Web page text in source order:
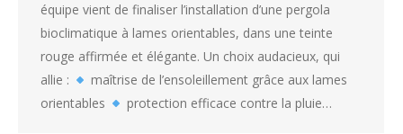
équipe vient de finaliser l’installation d’une pergola
bioclimatique à lames orientables, dans une teinte
rouge affirmée et élégante. Un choix audacieux, qui
allie :
maîtrise de l’ensoleillement grâce aux lames
orientables
protection efficace contre la pluie…